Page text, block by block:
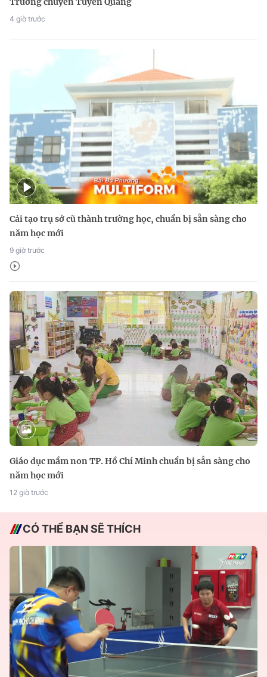
4 giờ trước
Cải tạo trụ sở cũ thành trường học, chuẩn bị sẵn sàng cho
năm học mới
9 giờ trước
Giáo dục mầm non TP. Hồ Chí Minh chuẩn bị sẵn sàng cho
năm học mới
12 giờ trước
CÓ THỂ BẠN SẼ THÍCH